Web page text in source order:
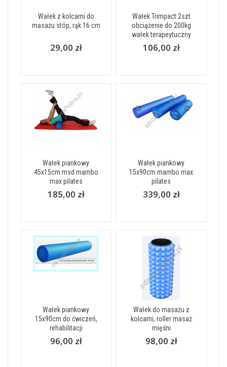
Wałek z kolcami do
masażu stóp, rąk 16 cm
29,00 zł
Wałek Trimpact 2szt
obciążenie do 200kg
wałek terapeytuczny
106,00 zł
Wałek piankowy
45x15cm msd mambo
max pilates
185,00 zł
Wałek piankowy
15x90cm mambo max
pilates
339,00 zł
Wałek piankowy
15x90cm do ćwiczeń,
rehabilitacji
96,00 zł
Wałek do masażu z
kolcami, roller masaż
mięśni
98,00 zł